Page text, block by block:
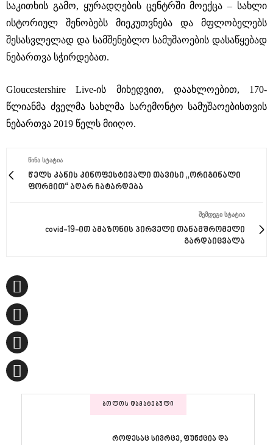
საკითხის გამო, ყურადღების ცენტრში მოექცა – სახლი
ისტორიულ შენობებს მიეკუთვნება და მფლობელებს
შესასვლელად და სამშენებლო სამუშაოების დასაწყებად
ნებართვა სჭირდებათ.
Gloucestershire Live-ის მიხედვით, დაახლოებით, 170-
წლიანმა ძველმა სახლმა სარემონტო სამუშაოებისთვის
ნებართვა 2019 წელს მიიღო.
ᲬᲘᲜᲐ ᲡᲢᲐᲢᲘᲐ
წელს კანის კინოფესტივალი თავისი ,,ორიგინალი
ფორმით“ აღარ ჩატარდება
ᲨᲔᲛᲓᲔᲒᲘ ᲡᲢᲐᲢᲘᲐ
covid-19-ით ამაზონის პირველი თანამშრომელი
გარდაიცვალა
ᲑᲝᲚᲝᲡ ᲓᲐᲛᲐᲢᲔᲑᲣᲚᲘ
როდესაც სივრცე, ფუნქცია და